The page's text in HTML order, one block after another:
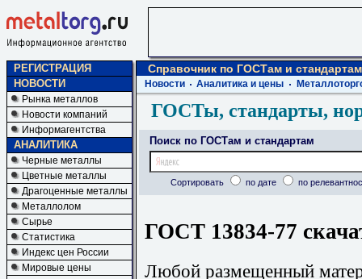
РЕГИСТРАЦИЯ
НОВОСТИ
Рынка металлов
Новости компаний
Информагентства
АНАЛИТИКА
Черные металлы
Цветные металлы
Драгоценные металлы
Металлолом
Сырье
Статистика
Индекс цен России
Мировые цены
Справочник по ГОСТам и стандартам
Новости Аналитика и цены
ГОСТы, стандарты,
Поиск по ГОСТам и стандартам
Сортировать по дате по
ГОСТ 13834-77
Любой размещенный